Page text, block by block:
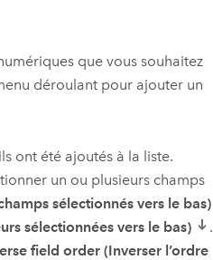
que vous souhaitez
déroulant pour ajouter un
ont été ajoutés à la liste.
un ou plusieurs champs
sélectionnés vers le bas)
sélectionnées vers le bas)
.
field order (Inverser l’ordre